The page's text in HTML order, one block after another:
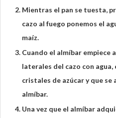
Mientras el pan se tuesta,
cazo al fuego ponemos el
maíz.
Cuando el almíbar empiece
laterales del cazo con
cristales de azúcar y que
almíbar.
Una vez que el almíbar